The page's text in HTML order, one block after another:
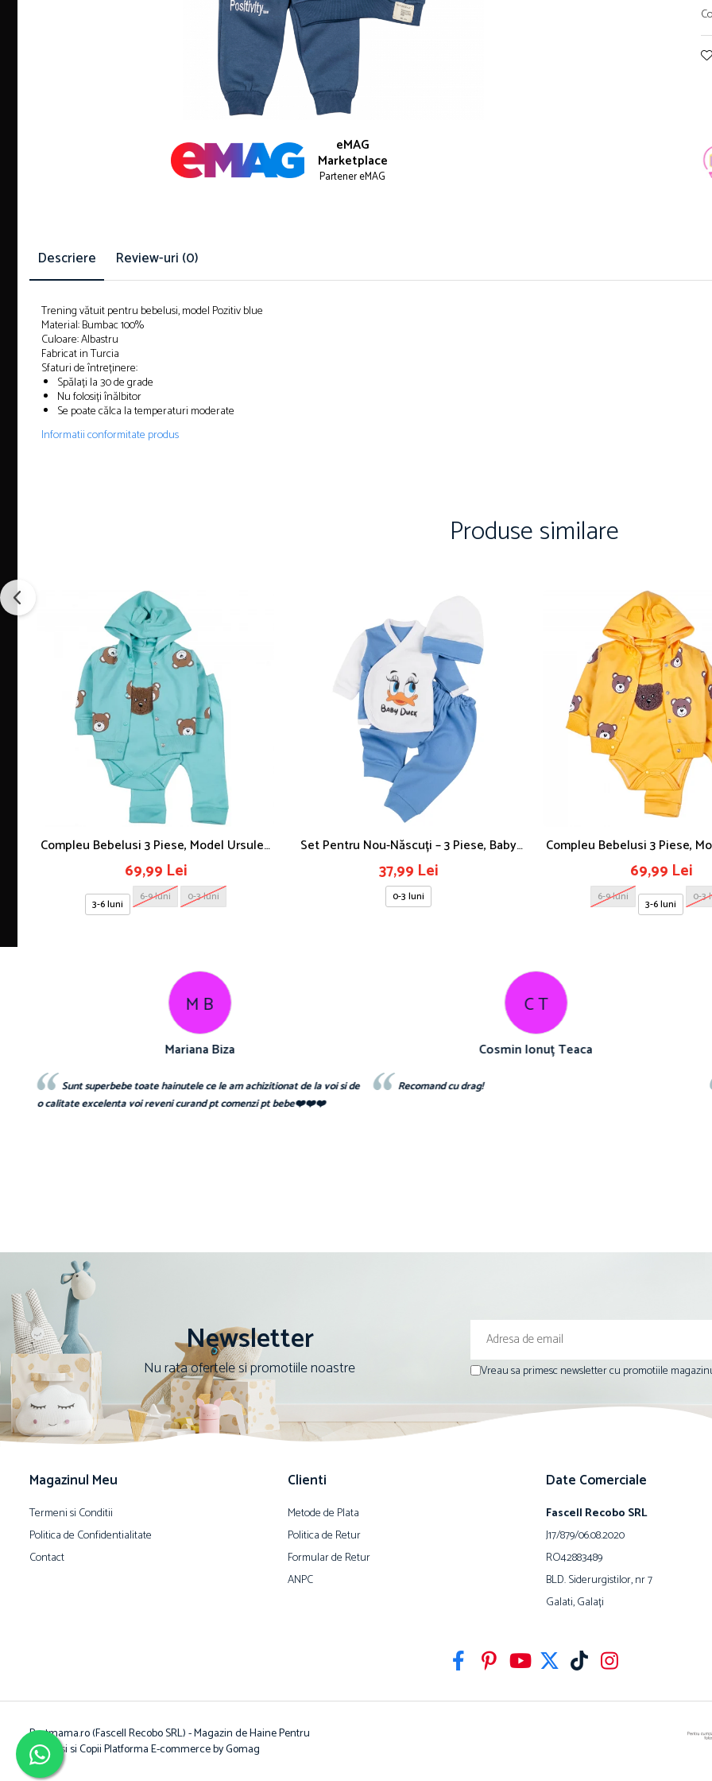
eMAG
Marketplace
Partener eMAG
Descriere Review-uri (0)
Trening vătuit pentru bebelusi, model Pozitiv blue
Material: Bumbac 100%
Culoare: Albastru
Fabricat in Turcia
Sfaturi de întreținere:
Spălați la 30 de grade
Nu folosiți înălbitor
Se poate călca la temperaturi moderate
Informatii conformitate produs
Produse similare
Compleu Bebelusi 3 Piese, Model Ursulet,
Safir
69,99 Lei
3-6 luni
6-9 luni 0-3 luni
Set Pentru Nou-Născuți – 3 Piese, Baby
Duck
37,99 Lei
0-3 luni
Compleu Bebelusi 3 Piese,
Galben
69,99 Lei
6-9 luni
3-6 luni
0-3
M B
Mariana Biza
Sunt superbebe toate hainutele ce le am achizitionat de la voi si de
o calitate excelenta voi reveni curand pt comenzi pt bebe❤️❤️❤️
C T
Cosmin Ionuț Teaca
Recomand cu drag!
Newsletter
Nu rata ofertele si promotiile noastre Vreau sa primesc newsletter cu promotiile
Magazinul Meu
Termeni si Conditii
Politica de Confidentialitate
Contact
Clienti
Metode de Plata
Politica de Retur
Formular de Retur
ANPC
Date Comerciale
Fascell Recobo SRL
J17/879/06.08.2020
RO42883489
BLD. Siderurgistilor, nr 7
Galati, Galați
Bestmama.ro (Fascell Recobo SRL) - Magazin de Haine Pentru
Bebelusi si CopiiPlatforma E-commerce by Gomag